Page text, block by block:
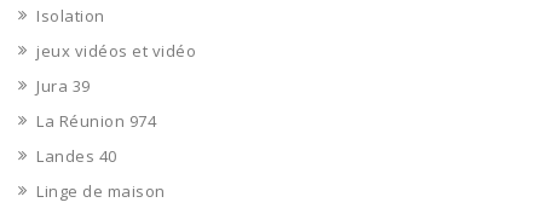
Isolation
jeux vidéos et vidéo
Jura 39
La Réunion 974
Landes 40
Linge de maison